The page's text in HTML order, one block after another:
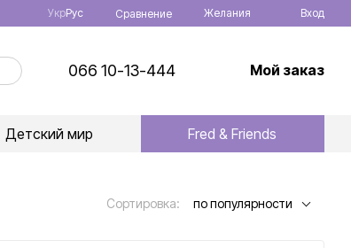
УкрРус Сравнение Желания Вход
066 10-13-444 Мой заказ
Детский мир Fred & Friends
Сортировка: по популярности